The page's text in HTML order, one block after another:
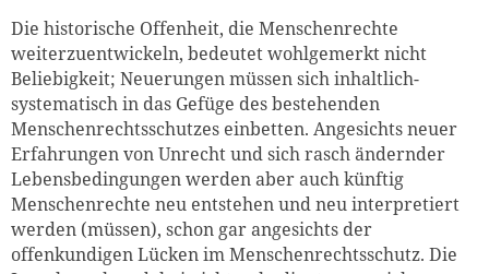
Die historische Offenheit, die Menschenrechte
weiterzuentwickeln, bedeutet wohlgemerkt nicht
Beliebigkeit; Neuerungen müssen sich inhaltlich-
systematisch in das Gefüge des bestehenden
Menschenrechtsschutzes einbetten. Angesichts neuer
Erfahrungen von Unrecht und sich rasch ändernder
Lebensbedingungen werden aber auch künftig
Menschenrechte neu entstehen und neu interpretiert
werden (müssen), schon gar angesichts der
offenkundigen Lücken im Menschenrechtsschutz. Die